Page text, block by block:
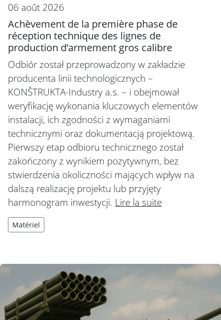
06 août 2026
Achèvement de la première phase de
réception technique des lignes de
production d’armement gros calibre
Odbiór został przeprowadzony w zakładzie
producenta linii technologicznych –
KONŠTRUKTA-Industry a.s. – i obejmował
weryfikację wykonania kluczowych elementów
instalacji, ich zgodności z wymaganiami
technicznymi oraz dokumentacją projektową.
Pierwszy etap odbioru technicznego został
zakończony z wynikiem pozytywnym, bez
stwierdzenia okoliczności mających wpływ na
dalszą realizację projektu lub przyjęty
harmonogram inwestycji. Lire la suite
Matériel